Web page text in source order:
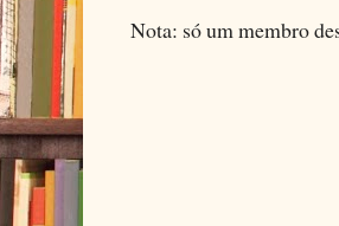
Nota: só um membro